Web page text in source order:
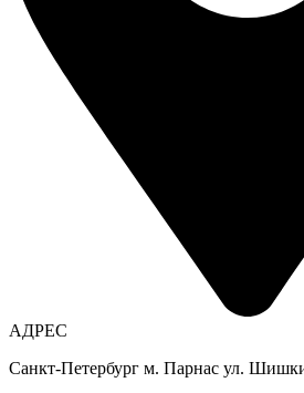
АДРЕС
Санкт-Петербург м. Парнас ул.